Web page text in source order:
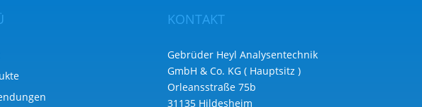
KONTAKT
Gebrüder Heyl Analysentechnik
GmbH & Co. KG ( Hauptsitz )
Orleansstraße 75b
31135 Hildesheim